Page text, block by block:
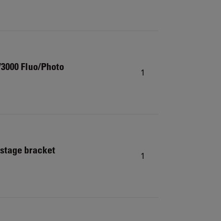
Fluo/Photo 1
bracket 1